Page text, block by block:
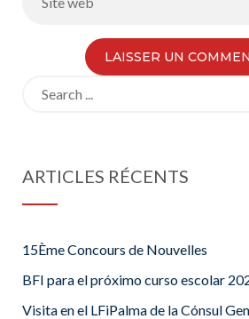
ARTICLES RÉCENTS
15Ème Concours de Nouvelles
BFI para el próximo curso escolar
Visita en el LFiPalma de la Cónsul